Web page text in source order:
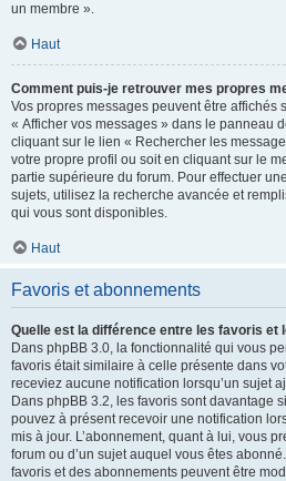
un membre ».
Haut
Comment puis-je retrouver mes propres
Vos propres messages peuvent être affichés
« Afficher vos messages » dans le panneau
cliquant sur le lien « Rechercher les
votre propre profil ou soit en cliquant sur le
partie supérieure du forum. Pour effectuer
sujets, utilisez la recherche avancée et
qui vous sont disponibles.
Haut
Favoris et abonnements
Quelle est la différence entre les favoris et
Dans phpBB 3.0, la fonctionnalité qui vous
favoris était similaire à celle présente dans
receviez aucune notification lorsqu’un sujet
Dans phpBB 3.2, les favoris sont davantage
pouvez à présent recevoir une notification
mis à jour. L’abonnement, quant à lui, vous
forum ou d’un sujet auquel vous êtes
favoris et des abonnements peuvent être